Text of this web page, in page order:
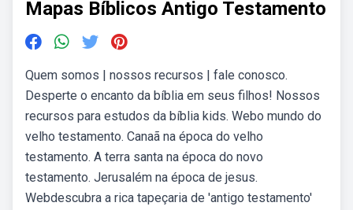
Mapas Bíblicos Antigo Testamento
Quem somos | nossos recursos | fale conosco.
Desperte o encanto da bíblia em seus filhos! Nossos
recursos para estudos da bíblia kids. Webo mundo do
velho testamento. Canaã na época do velho
testamento. A terra santa na época do novo
testamento. Jerusalém na época de jesus.
Webdescubra a rica tapeçaria de 'antigo testamento'